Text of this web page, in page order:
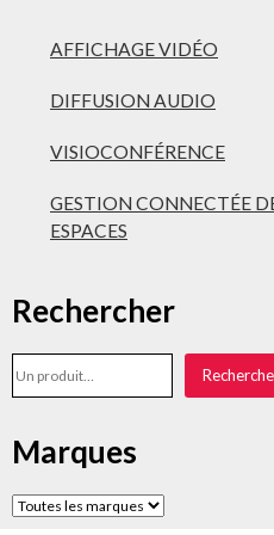
AFFICHAGE VIDÉO
DIFFUSION AUDIO
VISIOCONFÉRENCE
GESTION CONNECTÉE
ESPACES
Rechercher
Recherche
Marques